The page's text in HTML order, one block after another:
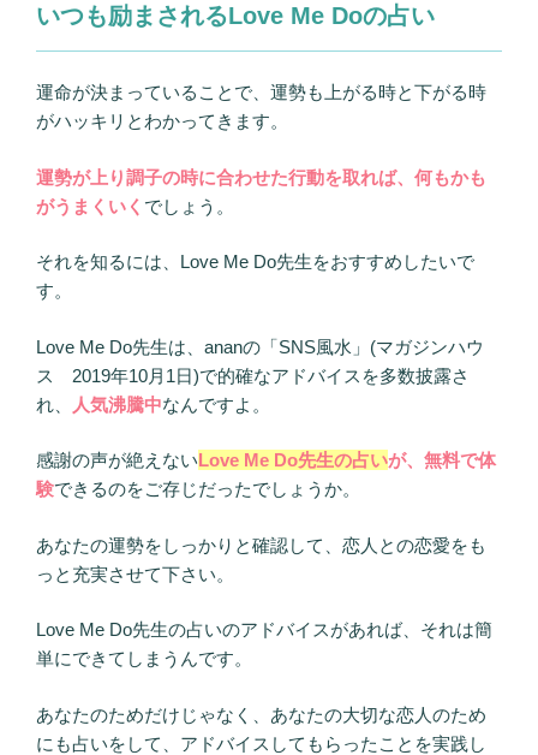
いつも励まされるLove Me Doの占い
運命が決まっていることで、運勢も上がる時と下がる時
がハッキリとわかってきます。
運勢が上り調子の時に合わせた行動を取れば、何もかも
がうまくいく でしょう。
それを知るには、Love Me Do先生をおすすめしたいで
す。
Love Me Do先生は、ananの「SNS風水」(マガジンハウ
ス 2019年10月1日)で的確なアドバイスを多数披露さ
れ、
人気沸騰中なんですよ。
感謝の声が絶えないLove Me Do先生の占いが、無料で体
験できるのをご存じだったでしょうか。
あなたの運勢をしっかりと確認して、恋人との恋愛をも
っと充実させて下さい。
Love Me Do先生の占いのアドバイスがあれば、それは簡
単にできてしまうんです。
あなたのためだけじゃなく、あなたの大切な恋人のため
にも占いをして、アドバイスしてもらったことを実践し